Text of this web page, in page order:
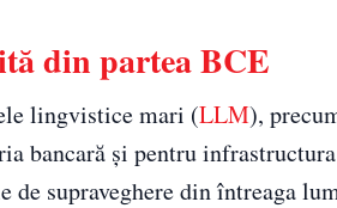
din partea BCE
lingvistice mari (LLM),
bancară și pentru
supraveghere din întreaga